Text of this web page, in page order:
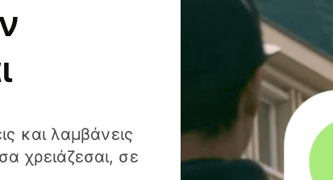
και λαμβάνεις
χρειάζεσαι, σε